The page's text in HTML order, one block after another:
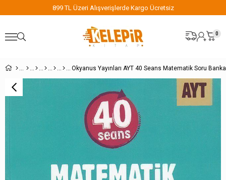
899 TL Üzeri Alışverişlerde Kargo Ücretsiz
0
Okyanus Yayınları AYT 40 Seans Matematik Soru